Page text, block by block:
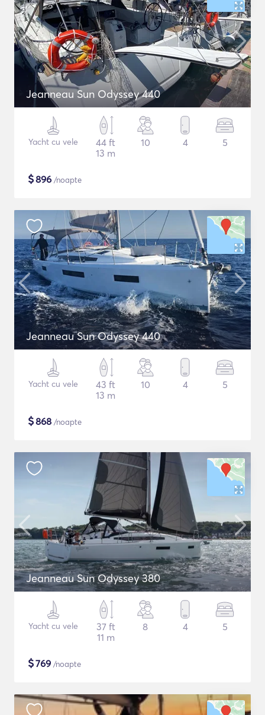
Jeanneau Sun Odyssey 440
Yacht cu vele
44 ft
13 m
10 4 5
$896 /noapte
Jeanneau Sun Odyssey 440
Yacht cu vele
43 ft
13 m
10 4 5
$868 /noapte
Jeanneau Sun Odyssey 380
Yacht cu vele
37 ft
11 m
8 4 5
$769 /noapte